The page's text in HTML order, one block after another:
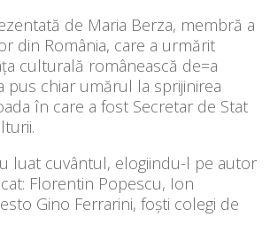
de Maria Berza, membră a
din România, care a urmărit
culturală românească de=a
pus chiar umărul la sprijinirea
în care a fost Secretar de Stat
luat cuvântul, elogiindu-l pe autor
Florentin Popescu, Ion
Gino Ferrarini, foști colegi de